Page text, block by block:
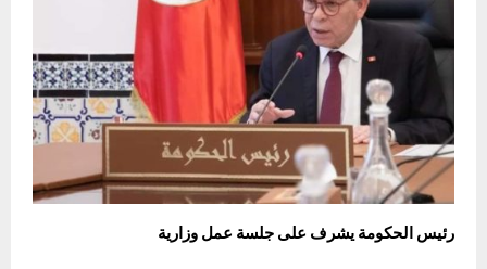
رئيس الحكومة يشرف على جلسة عمل وزارية